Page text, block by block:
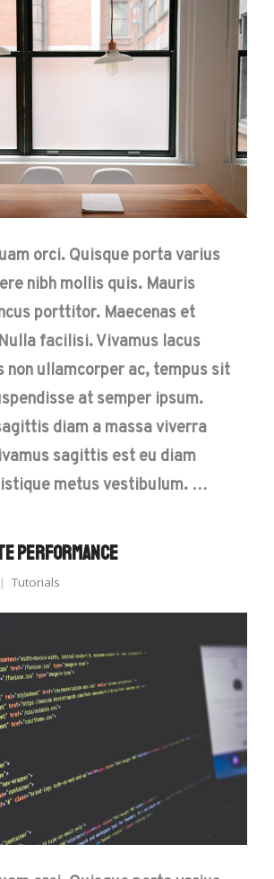
orci. Quisque porta varius
nibh mollis quis. Mauris
porttitor. Maecenas et
facilisi. Vivamus lacus
non ullamcorper ac, tempus sit
at semper ipsum.
diam a massa viverra
sagittis est eu diam
metus vestibulum. …
Performance
Tutorials